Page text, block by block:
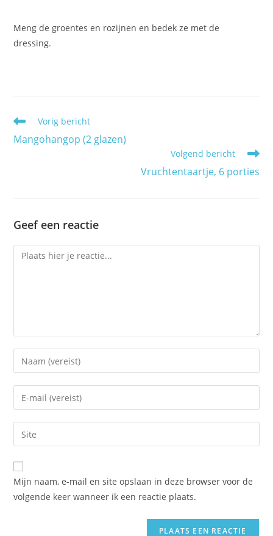
Meng de groentes en rozijnen en bedek ze met de
dressing.
Lees
artikelen
Vorig bericht
Mangohangop (2 glazen)
Volgend bericht
Vruchtentaartje, 6 porties
Geef een reactie
Reactie
Voer
je
naam
om
te
reageren
Vul
je
e-
mail
om
te
kunnen
Vul
je
site
URL
(optioneel)
Mijn naam, e-mail en site opslaan in deze browser voor de
volgende keer wanneer ik een reactie plaats.